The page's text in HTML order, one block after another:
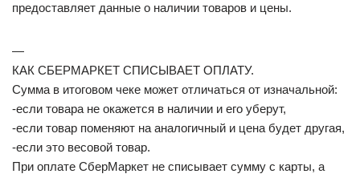
предоставляет данные о наличии товаров и цены.
—
КАК СБЕРМАРКЕТ СПИСЫВАЕТ ОПЛАТУ.
Сумма в итоговом чеке может отличаться от изначальной:
-если товара не окажется в наличии и его уберут,
-если товар поменяют на аналогичный и цена будет другая,
-если это весовой товар.
При оплате СберМаркет не списывает сумму с карты, а